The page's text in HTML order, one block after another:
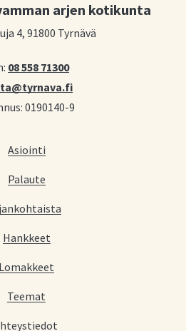
arjen kotikunta
4, 91800 Tyrnävä
08 558 71300
0190140-9
Asiointi
Palaute
Hankkeet
Lomakkeet
Teemat